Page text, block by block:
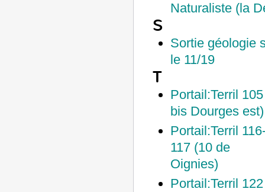
Naturaliste (la
S
Sortie géologie
le 11/19
T
Portail:Terril
bis Dourges est)
Portail:Terril
117 (10 de
Oignies)
Portail:Terril 122